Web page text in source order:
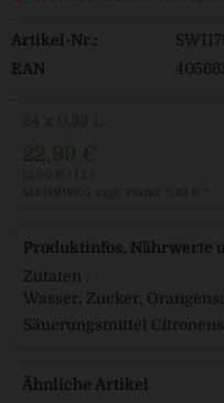
Artikel-Nr.:
EAN
22,99 €
Produktinfos, Nährwerte
Zutaten :
Wasser, Zucker,
Säuerungsmittel
Ähnliche Artikel